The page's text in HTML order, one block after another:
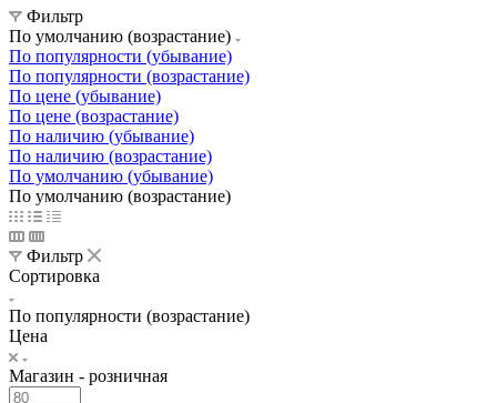
Фильтр
По умолчанию (возрастание)
По популярности (убывание)
По популярности (возрастание)
По цене (убывание)
По цене (возрастание)
По наличию (убывание)
По наличию (возрастание)
По умолчанию (убывание)
По умолчанию (возрастание)
Фильтр
Сортировка
По популярности (возрастание)
Цена
Магазин - розничная